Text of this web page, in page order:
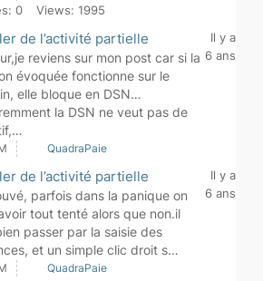
0 Views: 1995
de l’activité partielle
reviens sur mon post car si la
évoquée fonctionne sur le
elle bloque en DSN…
la DSN ne veut pas de
Il y a
6 ans
QuadraPaie
de l’activité partielle
parfois dans la panique on
tout tenté alors que non.il
passer par la saisie des
et un simple clic droit s…
Il y a
6 ans
QuadraPaie